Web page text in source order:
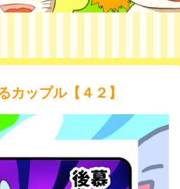
カップル【４２】